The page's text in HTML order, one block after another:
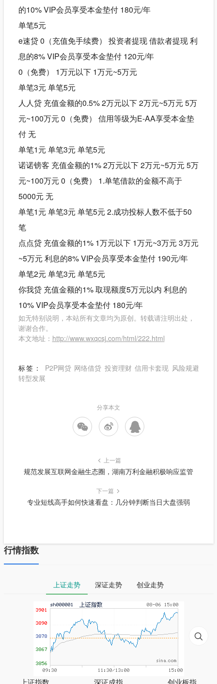
的10% VIP会员享受本金垫付 180元/年
单笔5元
e速贷 0（充值免手续费） 投资者提现 借款者提现 利
息的8% VIP会员享受本金垫付 120元/年
0（免费） 1万元以下 1万元~5万元
单笔3元 单笔5元
人人贷 充值金额的0.5% 2万元以下 2万元~5万元 5万
元~100万元 0（免费） 信用等级为E-AA享受本金垫
付 无
单笔1元 单笔3元 单笔5元
诺诺镑客 充值金额的1% 2万元以下 2万元~5万元 5万
元~100万元 0（免费） 1.单笔借款的金额不高于
5000元 无
单笔1元 单笔3元 单笔5元 2.成功投标人数不低于50
笔
点点贷 充值金额的1% 1万元以下 1万元~3万元 3万元
~5万元 利息的8% VIP会员享受本金垫付 190元/年
单笔2元 单笔3元 单笔5元
你我贷 充值金额的1% 取现额度5万元以内 利息的
10% VIP会员享受本金垫付 180元/年
如无特别说明，本站所有文章均为原创。转载请注明出处，
谢谢合作。
本文地址： http://www.wxqcsj.com/html/222.html
标签： P2P网贷 网络借贷 投资理财 信用卡套现 风险规避
转型发展
分享本文
上一篇
规范发展互联网金融生态圈，湖南万利金融积极响应监管
下一篇
专业短线高手如何快速看盘：几分钟判断当日大盘强弱
行情指数
上证走势 深证走势 创业走势
上证指数 深证成指 创业板指